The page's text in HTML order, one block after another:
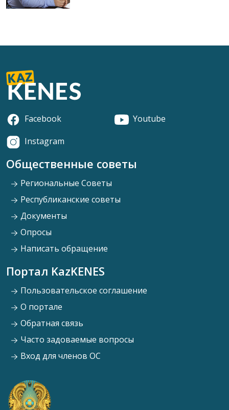
Facebook
Youtube
Instagram
Общественные советы
Региональные Советы
Республиканские советы
Документы
Опросы
Написать обращение
Портал KazKENES
Пользовательское соглашение
О портале
Обратная связь
Часто задоваемые вопросы
Вход для членов ОС